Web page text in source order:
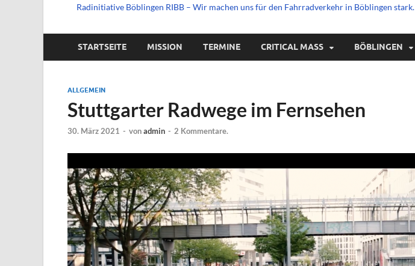
Radinitiative Böblingen RIBB – Wir machen uns für den Fahrradverkehr in Böblingen stark.
STARTSEITE MISSION TERMINE CRITICAL MASS BÖBLINGEN
ALLGEMEIN
Stuttgarter Radwege im Fernsehen
30. März 2021 - vonadmin - 2 Kommentare.